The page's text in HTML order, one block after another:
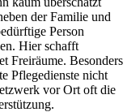
der Familie und
Person
Hier schafft
Freiräume. Besonders
Pflegedienste nicht
vor Ort oft die